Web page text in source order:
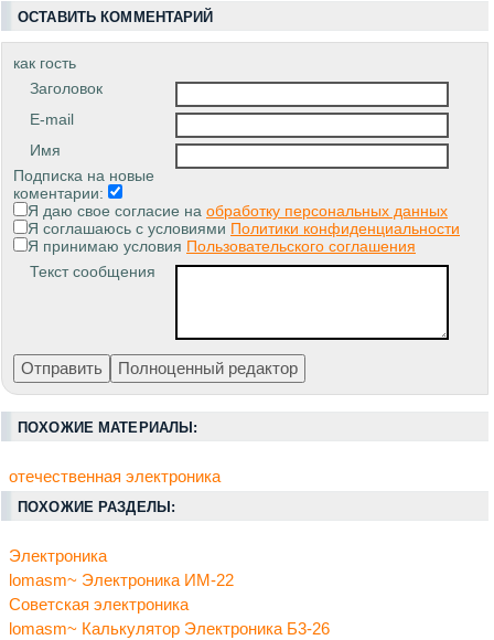
ОСТАВИТЬ КОММЕНТАРИЙ
как гость
Заголовок
E-mail
Имя
Подписка на новые
коментарии:
Я даю свое согласие на обработку персональных данных
Я соглашаюсь с условиями Политики конфиденциальности
Я принимаю условия Пользовательского соглашения
Текст сообщения
ПОХОЖИЕ МАТЕРИАЛЫ:
отечественная электроника
ПОХОЖИЕ РАЗДЕЛЫ:
Электроника
lomasm~ Электроника ИМ-22
Советская электроника
lomasm~ Калькулятор Электроника Б3-26